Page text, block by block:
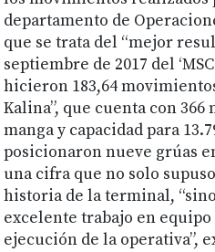
departamento de
que se trata del “mejor
septiembre de 2017 del
hicieron 183,64
Kalina”, que cuenta con 366
manga y capacidad para
posicionaron nueve grúas
una cifra que no solo
historia de la terminal,
excelente trabajo en
ejecución de la operativa”,